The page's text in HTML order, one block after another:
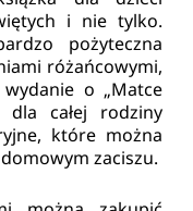
i nie tylko.
pożyteczna
różańcowymi,
o „Matce
całej rodziny
które można
zaciszu.